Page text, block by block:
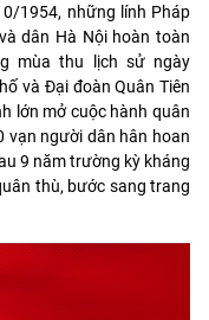
1954, những lính Pháp
dân Hà Nội hoàn toàn
mùa thu lịch sử ngày
và Đại đoàn Quân Tiên
lớn mở cuộc hành quân
vạn người dân hân hoan
9 năm trường kỳ kháng
thù, bước sang trang